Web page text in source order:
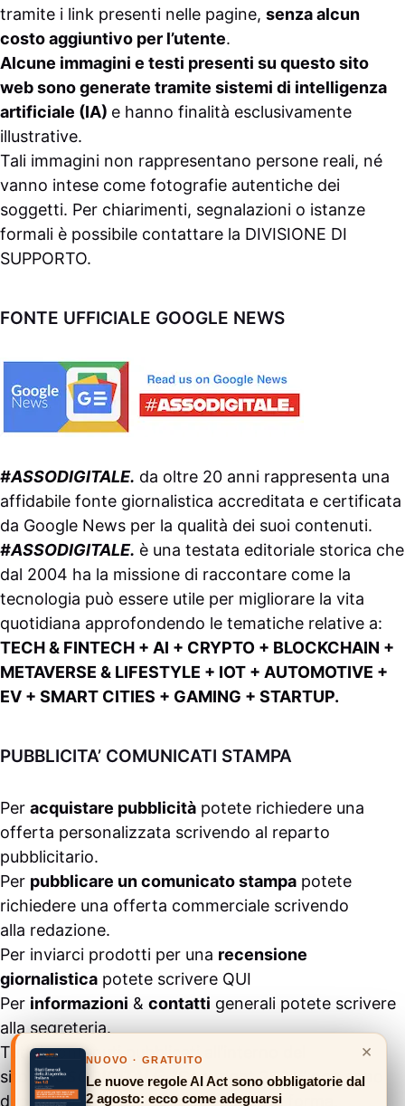
tramite i link presenti nelle pagine, senza alcun
costo aggiuntivo per l’utente.
Alcune immagini e testi presenti su questo sito
web sono generate tramite sistemi di intelligenza
artificiale (IA) e hanno finalità esclusivamente
illustrative.
Tali immagini non rappresentano persone reali, né
vanno intese come fotografie autentiche dei
soggetti. Per chiarimenti, segnalazioni o istanze
formali è possibile contattare la DIVISIONE DI
SUPPORTO.
FONTE UFFICIALE GOOGLE NEWS
#ASSODIGITALE. da oltre 20 anni rappresenta una
affidabile fonte giornalistica accreditata e certificata
da Google News per la qualità dei suoi contenuti.
#ASSODIGITALE. è una testata editoriale storica che
dal 2004 ha la missione di raccontare come la
tecnologia può essere utile per migliorare la vita
quotidiana approfondendo le tematiche relative a:
TECH & FINTECH + AI + CRYPTO + BLOCKCHAIN +
METAVERSE & LIFESTYLE + IOT + AUTOMOTIVE +
EV + SMART CITIES + GAMING + STARTUP.
PUBBLICITA’ COMUNICATI STAMPA
Per acquistare pubblicità potete richiedere una
offerta personalizzata scrivendo al reparto
pubblicitario.
Per pubblicare un comunicato stampa potete
richiedere una offerta commerciale scrivendo
alla redazione.
Per inviarci prodotti per una recensione
giornalistica potete scrivere QUI
Per informazioni & contatti generali potete scrivere
alla segreteria.
Tutti i contenuti pubblicati all’interno del
sito #ASSODIGITALE.“Copyright 2024” non sono
duplicabili e/o riproducibili in nessuna forma,
×
NUOVO · GRATUITO
Le nuove regole AI Act sono obbligatorie dal
2 agosto: ecco come adeguarsi